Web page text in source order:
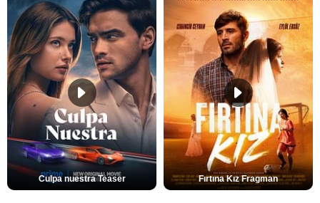
Culpa nuestra Teaser Fırtına Kız Fragman